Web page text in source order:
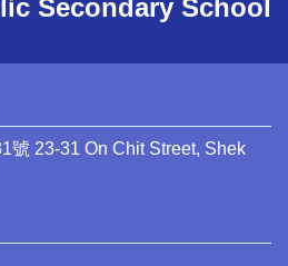
Secondary School
號 23-31 On Chit Street, Shek